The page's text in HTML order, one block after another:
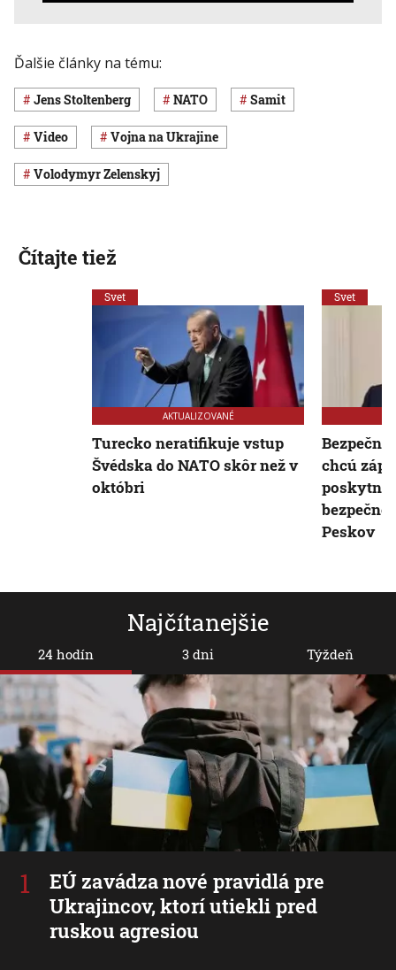
Ďalšie články na tému:
Jens Stoltenberg NATO samit
Video vojna na Ukrajine
Volodymyr Zelenskyj
Najčítanejšie
24 hodín
EÚ zavádza nové pravidlá pre
Ukrajincov, ktorí utiekli pred
ruskou agresiou
3 dni Týždeň
Čítajte tiež
Svet
AKTUALIZOVANÉ
Turecko neratifikuje vstup
Švédska do NATO skôr než v
októbri
Svet
chcú
Peskov